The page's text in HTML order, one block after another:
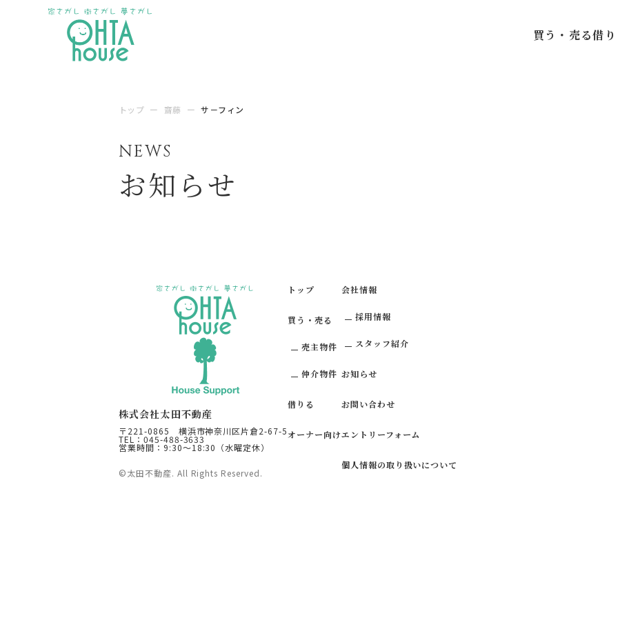
買う・売る借
トップ ー 齋藤 ー サ－フィン
NEWS
お知らせ
株式会社太田不動産
〒221-0865 横浜市神奈川区片倉2-67-5
TEL：045-488-3633
営業時間：9:30〜18:30（水曜定休）
©太田不動産. All Rights Reserved.
トップ
買う・売る
売主物件
仲介物件
借りる
オーナー向け
会社情報
採用情報
スタッフ紹介
お知らせ
お問い合わせ
エントリーフォーム
個人情報の取り扱いについて